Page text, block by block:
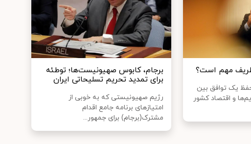
ظریف مهم است؟
حفظ یک توافق بین
و اقتصاد کشور
برجام، کابوس صهیونیست‌ها؛ توطئه
برای تمدید تحریم تسلیحاتی ایران
رژیم صهیونیستی که به خوبی از
امتیازهای برنامه جامع اقدام
مشترک(برجام) برای جمهور...